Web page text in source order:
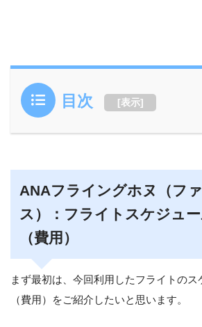
目次 [表示]
ANAフライングホヌ（フ
ス）：フライトスケジュ
（費用）
まず最初は、今回利用したフライトのス
（費用）をご紹介したいと思います。